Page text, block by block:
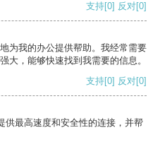
支持[0] 反对[0]
为我的办公提供帮助。我经常需要
大，能够快速找到我需要的信息。
支持[0] 反对[0]
供最高速度和安全性的连接，并帮